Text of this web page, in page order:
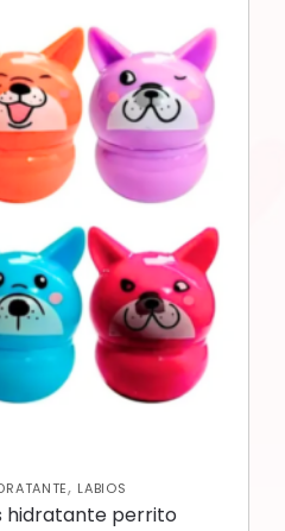
, LABIOS
hidratante perrito